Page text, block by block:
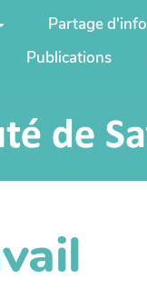
Partage d'info
Publications